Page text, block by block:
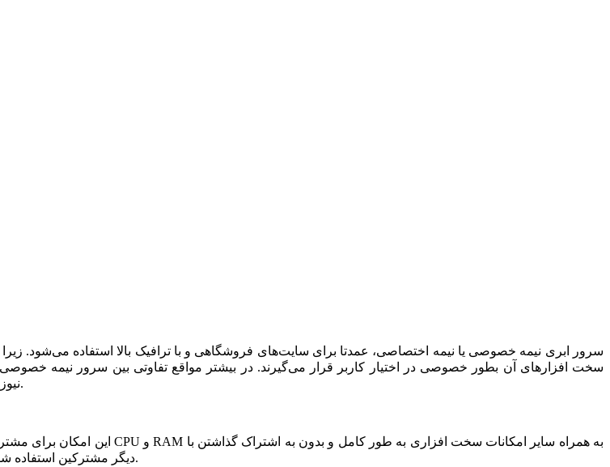
سرور ابری نیمه خصوصی یا نیمه اختصاصی، عمدتا برای سایت‌های فروشگاهی و با ترافیک بالا استفاده می‌شود.
سخت افزارهای آن بطور خصوصی در اختیار کاربر قرار می‌گیرند. در بیشتر مواقع تفاوتی بین سرور نیمه
نیوزپاور تنوع بینظیری از سرورهای ابری نیمه خصوصی یا نیمه اختصاصی ارائه شده است.
دیگر مشترکین استفاده شود. این سرویس مناسب فروشگاه های خاص، پربازدید با نیازمندی های بخصوص است.